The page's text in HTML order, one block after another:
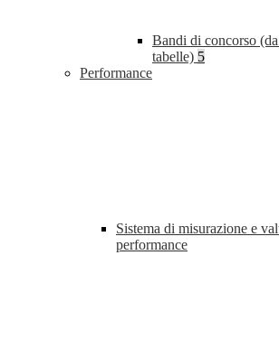
Bandi di concorso
tabelle) 5
Performance
Sistema di misurazione e
performance